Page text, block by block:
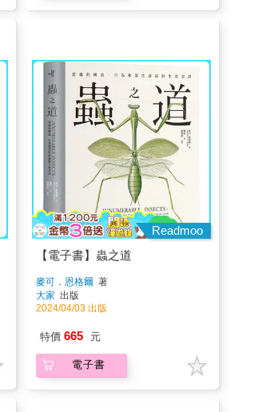
Readmoo
【電子書】蟲之道
麥可．恩格爾著
大家 出版
2024/04/03 出版
特價 665 元
電子書